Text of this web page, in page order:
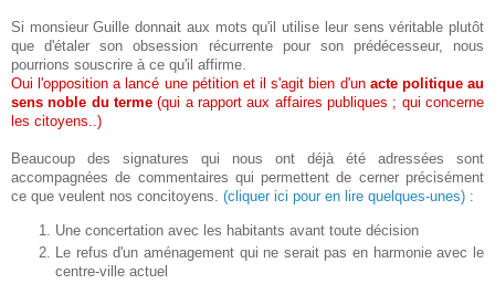
Si monsieur Guille donnait aux mots qu'il utilise leur sens véritable plutôt
que d'étaler son obsession récurrente pour son prédécesseur, nous
pourrions souscrire à ce qu'il affirme.
Oui l'opposition a lancé une pétition etil s'agit bien d'un acte politique au
sens noble du terme (qui a rapport aux affaires publiques ; qui concerne
les citoyens..)
Beaucoup des signatures qui nous ont déjà été adressées sont
accompagnées de commentaires qui permettent de cerner précisément
ce que veulent nos concitoyens. (cliquer ici pour en lire quelques-unes) :
Une concertation avec les habitants avant toute décision
Le refus d'un aménagement qui ne serait pas en harmonie avec le
centre-ville actuel